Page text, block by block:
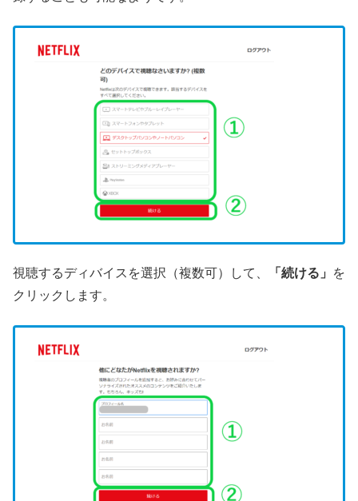
視聴するディバイスを選択（複数可）して、 「続ける」
を
クリックします。